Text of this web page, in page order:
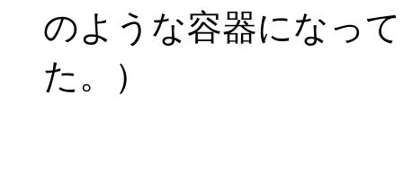
のような容器になっ
た。）